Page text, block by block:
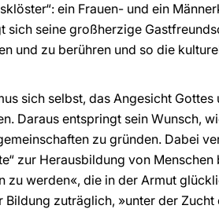
ein Frauen- und ein
sich seine großherzige
und zu berühren und so die
sich selbst, das Angesicht
Daraus entspringt sein Wunsch,
zu gründen. Dabei
zur Herausbildung von
zu werden«, die in der Armut
Bildung zuträglich, »unter der